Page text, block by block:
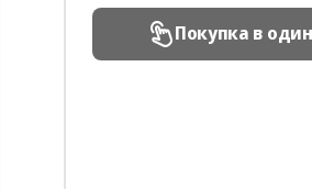
Покупка в